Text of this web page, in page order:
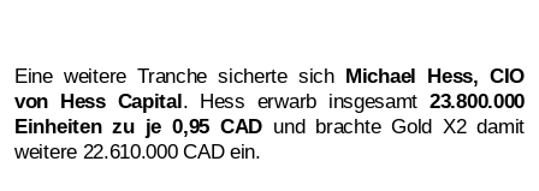
Eine weitere Tranche sicherte sich Michael Hess, CIO
von Hess Capital. Hess erwarb insgesamt 23.800.000
Einheiten zu je 0,95 CAD und brachte Gold X2 damit
weitere 22.610.000 CAD ein.